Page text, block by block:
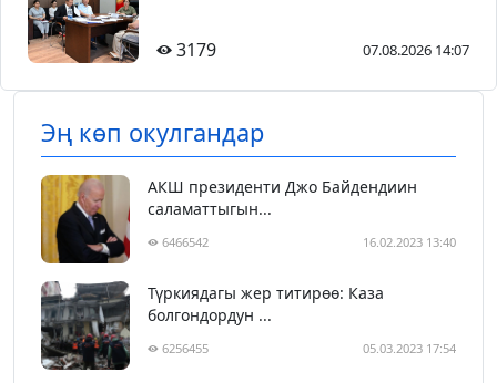
3179 07.08.2026 14:07
Эң көп окулгандар
АКШ президенти Джо Байдендиин
саламаттыгын...
6466542 16.02.2023 13:40
Түркиядагы жер титирөө: Каза
болгондордун ...
6256455 05.03.2023 17:54